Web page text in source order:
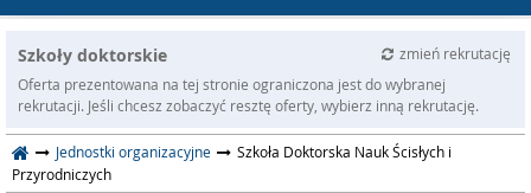
Szkoły doktorskie
zmień rekrutację
Oferta prezentowana na tej stronie ograniczona jest do wybranej
rekrutacji. Jeśli chcesz zobaczyć resztę oferty, wybierz inną rekrutację.
Jednostki organizacyjne
Szkoła Doktorska Nauk Ścisłych i
Przyrodniczych